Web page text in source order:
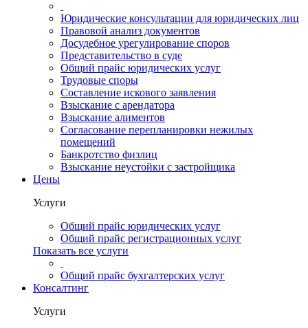
Юридические консультации для юридических лиц
Правовой анализ документов
Досудебное урегулирование споров
Представительство в суде
Общий прайс юридических услуг
Трудовые споры
Составление искового заявления
Взыскание с арендатора
Взыскание алиментов
Cогласование перепланировки нежилых
помещений
Банкротство физлиц
Взыскание неустойки с застройщика
Цены
Услуги
Общий прайс юридических услуг
Общий прайс регистрационных услуг
Показать все услуги
Общий прайс бухгалтерских услуг
Консалтинг
Услуги